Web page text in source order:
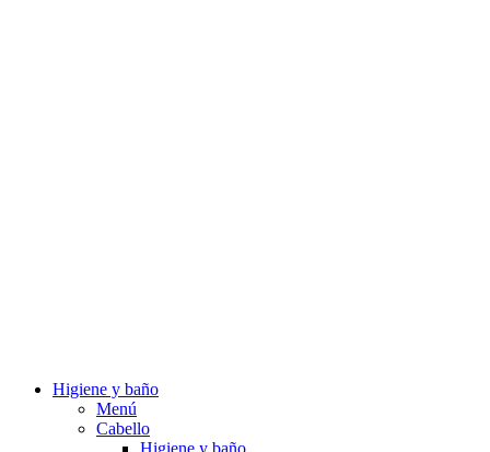
Higiene y baño
Menú
Cabello